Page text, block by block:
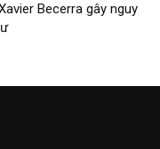
Becerra gây nguy